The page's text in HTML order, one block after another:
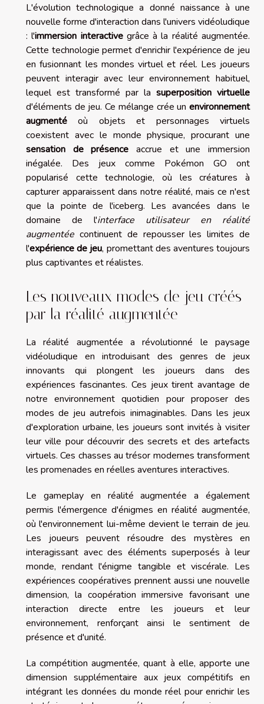
L'évolution technologique a donné naissance à une
nouvelle forme d'interaction dans l'univers vidéoludique
: l'immersion interactivegrâce à la réalité augmentée.
Cette technologie permet d'enrichir l'expérience de jeu
en fusionnant les mondes virtuel et réel. Les joueurs
peuvent interagir avec leur environnement habituel,
lequel est transformé par la superposition virtuelle
d'éléments de jeu. Ce mélange crée un environnement
augmenté où objets et personnages virtuels
coexistent avec le monde physique, procurant une
sensation de présence accrue et une immersion
inégalée. Des jeux comme Pokémon GO ont
popularisé cette technologie, où les créatures à
capturer apparaissent dans notre réalité, mais ce n'est
que la pointe de l'iceberg. Les avancées dans le
domaine de l'interface utilisateur en réalité
augmentée continuent de repousser les limites de
l'expérience de jeu, promettant des aventures toujours
plus captivantes et réalistes.
Les nouveaux modes de jeu créés
par la réalité augmentée
La réalité augmentée a révolutionné le paysage
vidéoludique en introduisant des genres de jeux
innovants qui plongent les joueurs dans des
expériences fascinantes. Ces jeux tirent avantage de
notre environnement quotidien pour proposer des
modes de jeu autrefois inimaginables. Dans les jeux
d'exploration urbaine, les joueurs sont invités à visiter
leur ville pour découvrir des secrets et des artefacts
virtuels. Ces chasses au trésor modernes transforment
les promenades en réelles aventures interactives.
Le gameplay en réalité augmentée a également
permis l'émergence d'énigmes en réalité augmentée,
où l'environnement lui-même devient le terrain de jeu.
Les joueurs peuvent résoudre des mystères en
interagissant avec des éléments superposés à leur
monde, rendant l'énigme tangible et viscérale. Les
expériences coopératives prennent aussi une nouvelle
dimension, la coopération immersive favorisant une
interaction directe entre les joueurs et leur
environnement, renforçant ainsi le sentiment de
présence et d'unité.
La compétition augmentée, quant à elle, apporte une
dimension supplémentaire aux jeux compétitifs en
intégrant les données du monde réel pour enrichir les